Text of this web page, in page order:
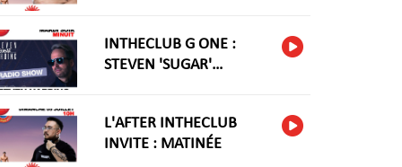
INTHECLUB G ONE :
STEVEN 'SUGAR'
L'AFTER INTHECLUB
INVITE : MATINÉE